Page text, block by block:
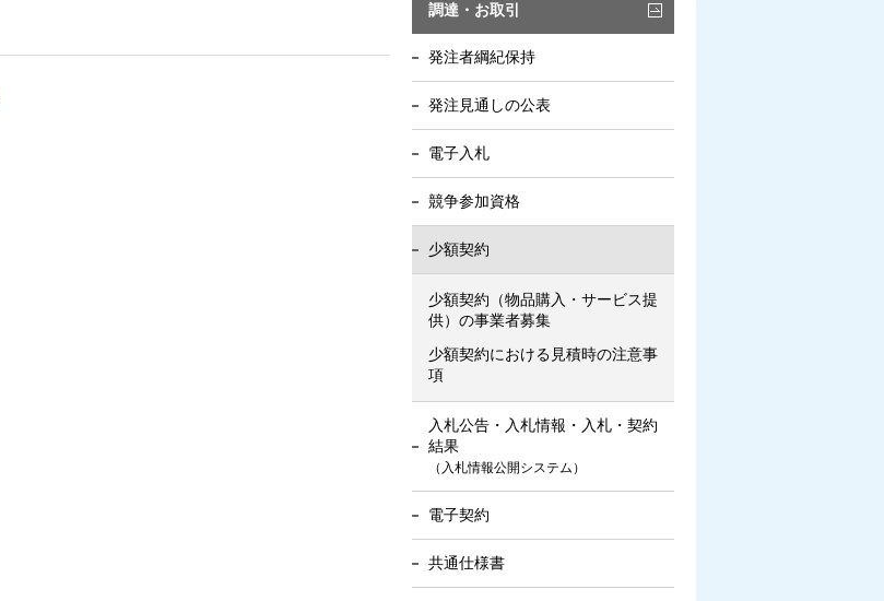
調達・お取引
発注者綱紀保持
発注見通しの公表
電子入札
競争参加資格
少額契約
少額契約（物品購入・サービス提
供）の事業者募集
少額契約における見積時の注意事
項
入札公告・入札情報・入札・契約
結果
（入札情報公開システム）
電子契約
共通仕様書